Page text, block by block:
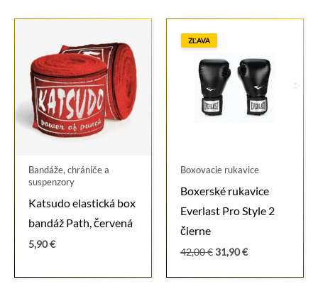
Bandáže, chrániče a
suspenzory
Katsudo elastická box
bandáž Path, červená
5,90€
ZĽAVA
Boxovacie rukavice
Boxerské rukavice
Everlast Pro Style 2
čierne
42,00€ Pôvodná
bola:
31,90€Aktuálna
je: